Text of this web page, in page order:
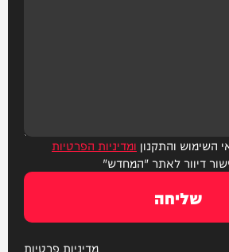
השימוש והתקנון ומדיניות הפרטיות
דיוור לאתר "המחדש"
שליחה
מדיניות פרטיות